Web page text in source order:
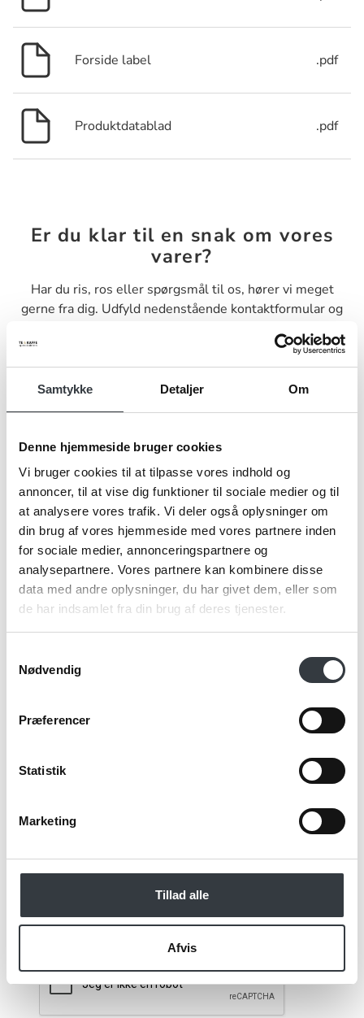
Samtykke Detaljer Om
Denne hjemmeside bruger cookies
Vi bruger cookies til at tilpasse vores indhold og
annoncer, til at vise dig funktioner til sociale medier og til
at analysere vores trafik. Vi deler også oplysninger om
din brug af vores hjemmeside med vores partnere inden
for sociale medier, annonceringspartnere og
analysepartnere. Vores partnere kan kombinere disse
data med andre oplysninger, du har givet dem, eller som
de har indsamlet fra din brug af deres tjenester.
Nødvendig
Præferencer
Statistik
Marketing
Tillad alle
Afvis
Forside label .pdf
Produktdatablad .pdf
Er du klar til en snak om vores
varer?
Har du ris, ros eller spørgsmål til os, hører vi meget
gerne fra dig. Udfyld nedenstående kontaktformular og
Navn*
Firma*
Telefonnr.*
Email*
Jeg bekræfter at have læst TE & KAFFE